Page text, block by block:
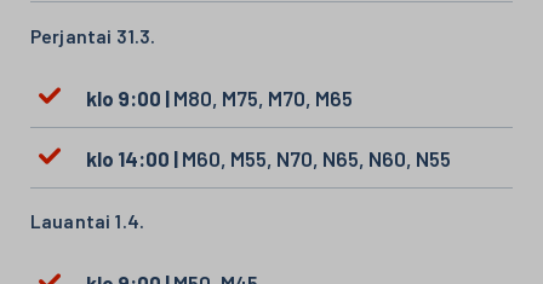
Perjantai 31.3.
klo 9:00 |M80, M75, M70, M65
klo 14:00 |M60, M55, N70, N65, N60, N55
Lauantai 1.4.